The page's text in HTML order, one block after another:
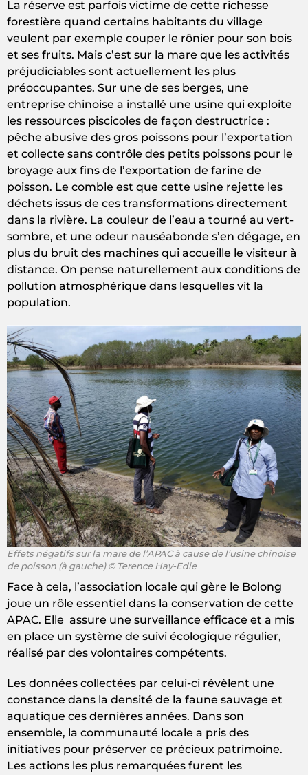
La réserve est parfois victime de cette richesse
forestière quand certains habitants du village
veulent par exemple couper le rônier pour son bois
et ses fruits. Mais c’est sur la mare que les activités
préjudiciables sont actuellement les plus
préoccupantes. Sur une de ses berges, une
entreprise chinoise a installé une usine qui exploite
les ressources piscicoles de façon destructrice :
pêche abusive des gros poissons pour l’exportation
et collecte sans contrôle des petits poissons pour le
broyage aux fins de l’exportation de farine de
poisson. Le comble est que cette usine rejette les
déchets issus de ces transformations directement
dans la rivière. La couleur de l’eau a tourné au vert-
sombre, et une odeur nauséabonde s’en dégage, en
plus du bruit des machines qui accueille le visiteur à
distance. On pense naturellement aux conditions de
pollution atmosphérique dans lesquelles vit la
population.
Effets négatifs sur la mare de l’APAC à cause de l’usine chinoise
de poisson (à gauche) © Terence Hay-Edie
Face à cela, l’association locale qui gère le Bolong
joue un rôle essentiel dans la conservation de cette
APAC. Elle assure une surveillance efficace et a mis
en place un système de suivi écologique régulier,
réalisé par des volontaires compétents.
Les données collectées par celui-ci révèlent une
constance dans la densité de la faune sauvage et
aquatique ces dernières années. Dans son
ensemble, la communauté locale a pris des
initiatives pour préserver ce précieux patrimoine.
Les actions les plus remarquées furent les